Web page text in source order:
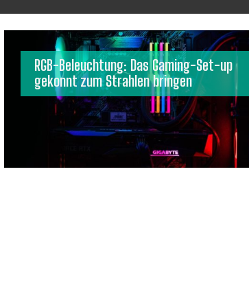
RGB-Beleuchtung: Das Gaming-Set-up
gekonnt zum Strahlen bringen